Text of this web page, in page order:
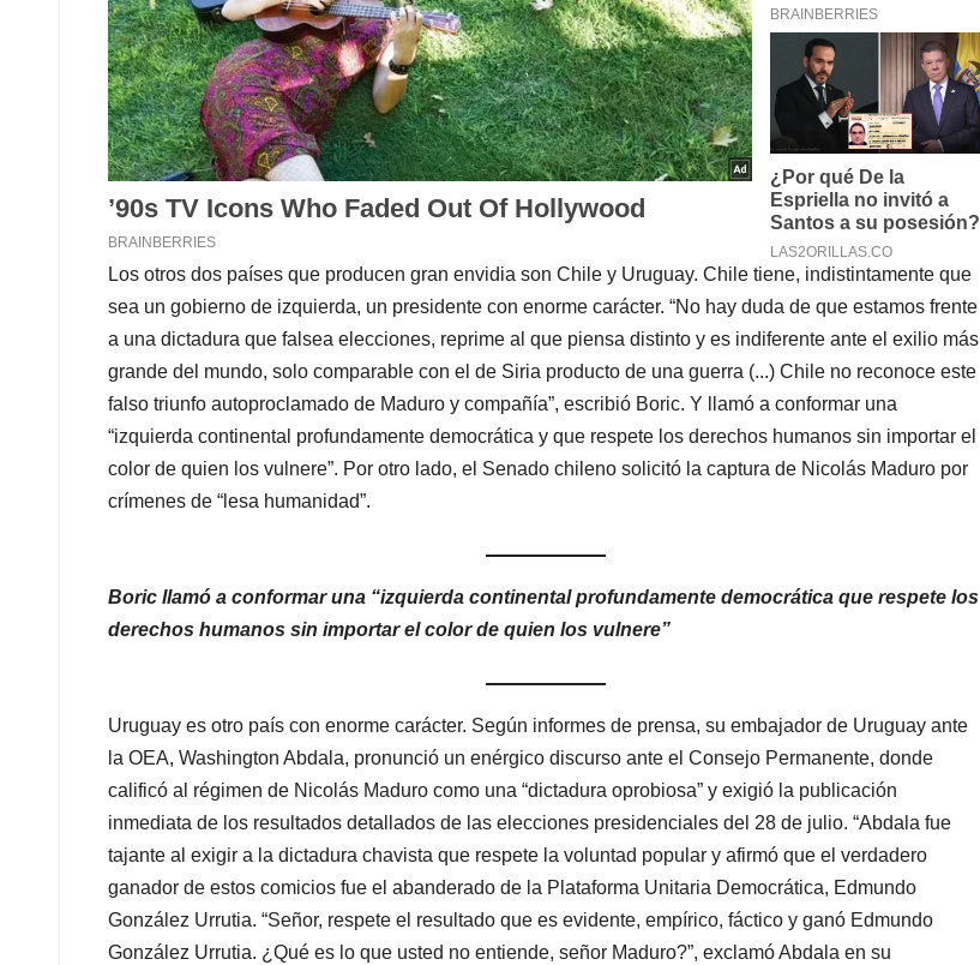
Los otros dos países que producen gran envidia son Chile y Uruguay. Chile tiene, indistintamente que
sea un gobierno de izquierda, un presidente con enorme carácter. “No hay duda de que estamos frente
a una dictadura que falsea elecciones, reprime al que piensa distinto y es indiferente ante el exilio más
grande del mundo, solo comparable con el de Siria producto de una guerra (...) Chile no reconoce este
falso triunfo autoproclamado de Maduro y compañía”, escribió Boric. Y llamó a conformar una
“izquierda continental profundamente democrática y que respete los derechos humanos sin importar el
color de quien los vulnere”. Por otro lado, el Senado chileno solicitó la captura de Nicolás Maduro por
crímenes de “lesa humanidad”.
Boric llamó a conformar una “izquierda continental profundamente democrática que respete los
derechos humanos sin importar el color de quien los vulnere”
Uruguay es otro país con enorme carácter. Según informes de prensa, su embajador de Uruguay ante
la OEA, Washington Abdala, pronunció un enérgico discurso ante el Consejo Permanente, donde
calificó al régimen de Nicolás Maduro como una “dictadura oprobiosa” y exigió la publicación
inmediata de los resultados detallados de las elecciones presidenciales del 28 de julio. “Abdala fue
tajante al exigir a la dictadura chavista que respete la voluntad popular y afirmó que el verdadero
ganador de estos comicios fue el abanderado de la Plataforma Unitaria Democrática, Edmundo
González Urrutia. “Señor, respete el resultado que es evidente, empírico, fáctico y ganó Edmundo
González Urrutia. ¿Qué es lo que usted no entiende, señor Maduro?”, exclamó Abdala en su